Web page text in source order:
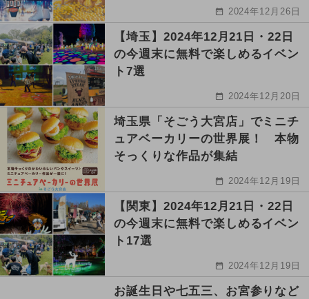
2024年12月26日
【埼玉】2024年12月21日・22日
の今週末に無料で楽しめるイベン
ト7選
2024年12月20日
埼玉県「そごう大宮店」でミニチ
ュアベーカリーの世界展！ 本物
そっくりな作品が集結
2024年12月19日
【関東】2024年12月21日・22日
の今週末に無料で楽しめるイベン
ト17選
2024年12月19日
お誕生日や七五三、お宮参りなど